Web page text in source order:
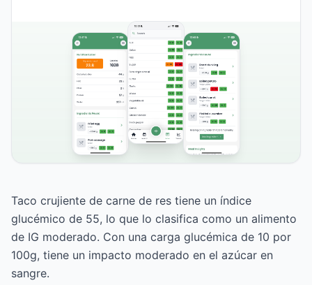
Taco crujiente de carne de res tiene un índice
glucémico de 55, lo que lo clasifica como un alimento
de IG moderado. Con una carga glucémica de 10 por
100g, tiene un impacto moderado en el azúcar en
sangre.